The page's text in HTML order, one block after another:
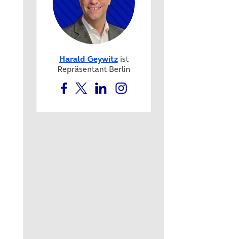
Harald Geywitzist
Repräsentant Berlin